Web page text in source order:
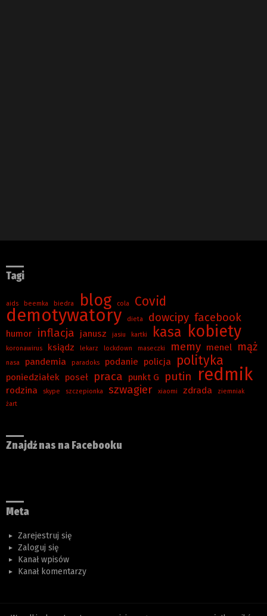
Tagi
aids beemka biedra blog cola Covid
demotywatory dieta dowcipy facebook
humor inflacja janusz jasiu kartki kasa kobiety
koronawirus ksiądz lekarz lockdown maseczki memy menel mąż
nasa pandemia paradoks podanie policja polityka
poniedziałek poseł praca punkt G putin redmik
rodzina skype szczepionka szwagier xiaomi zdrada
ziemniak
żart
Znajdź nas na Facebooku
Meta
Zarejestruj się
Zaloguj się
Kanał wpisów
Kanał komentarzy